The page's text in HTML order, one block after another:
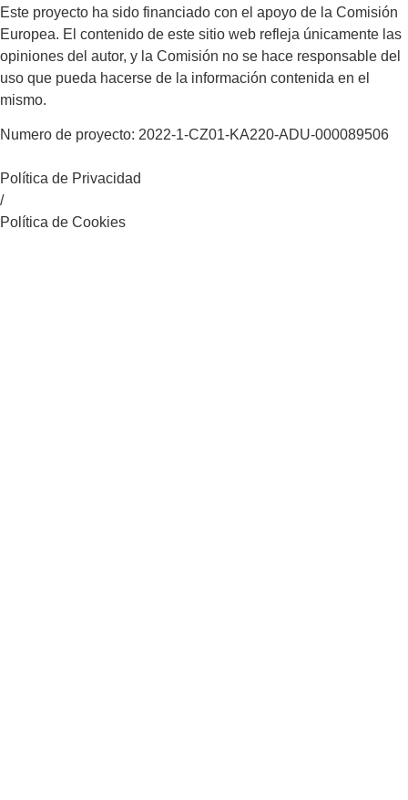
Este proyecto ha sido financiado con el apoyo de la Comisión
Europea. El contenido de este sitio web refleja únicamente las
opiniones del autor, y la Comisión no se hace responsable del
uso que pueda hacerse de la información contenida en el
mismo.
Numero de proyecto: 2022-1-CZ01-KA220-ADU-000089506
Política de Privacidad
/
Política de Cookies